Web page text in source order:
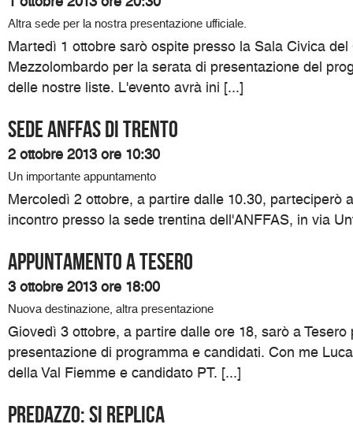
Altra sede per la nostra presentazione ufficiale.
Martedì 1 ottobre sarò ospite presso la Sala Civica del
Mezzolombardo per la serata di presentazione del
delle nostre liste. L'evento avrà ini [...]
Sede ANFFAS di Trento
2 ottobre 2013 ore 10:30
Un importante appuntamento
Mercoledì 2 ottobre, a partire dalle 10.30, parteciperò
incontro presso la sede trentina dell'ANFFAS, in via
Appuntamento a Tesero
3 ottobre 2013 ore 18:00
Nuova destinazione, altra presentazione
Giovedì 3 ottobre, a partire dalle ore 18, sarò a Tesero
presentazione di programma e candidati. Con me
della Val Fiemme e candidato PT. [...]
Predazzo: si replica